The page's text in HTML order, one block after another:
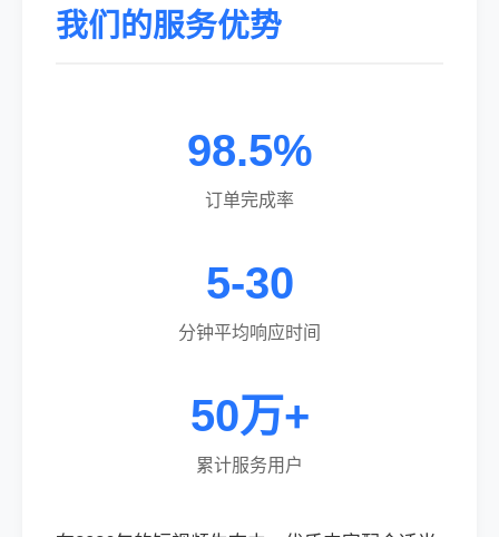
我们的服务优势
98.5%
订单完成率
5-30
分钟平均响应时间
50万+
累计服务用户